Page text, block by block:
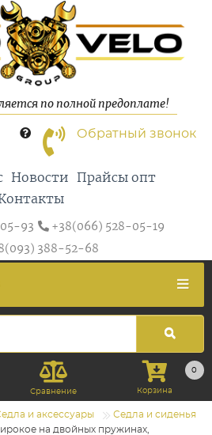
по полной предоплате!
Обратный звонок
Новости
Прайсы опт
Контакты
93
+38(066) 528-05-19
388-52-68
Сравнение
0
Корзина
и аксессуары
Седла и сиденья
на двойных пружинах,